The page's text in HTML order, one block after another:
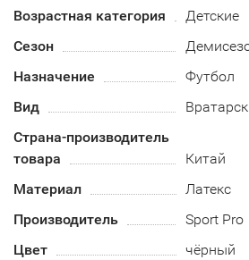
Возрастная категория
Детские
Сезон
Назначение
Футбол
Вид
Страна-производитель
товара
Китай
Материал
Латекс
Производитель
Sport Pro
Цвет
чёрный